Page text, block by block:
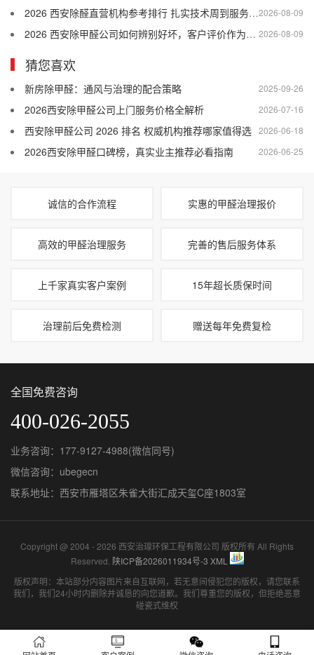
2026-08-09
2026 西安除醛直营机构参考排行 扎实技术周到服务靠谱售后
2026-08-09
2026 西安除甲醛公司如何辨别好坏，客户评价作为参考依据
猜您喜欢
2025-09-26
新房除甲醛：通风与治理的配合策略
2026-07-16
2026西安除甲醛公司上门服务价格全解析
2026-06-18
西安除甲醛公司 2026 排名 权威机构推荐哪家值得选
2026-06-25
2026西安除甲醛口碑榜，真实业主推荐必看指南
诚信的合作流程 实惠的甲醛治理报价
高效的甲醛治理服务 完善的售后服务体系
上千家真实客户案例 15年超长质保时间
治理前后免费检测 赠送每年免费复检
全国免费咨询
400-026-2055
业务咨询：177-9127-4988(微信同号)
微信咨询：ubegecn
联系地址：西安市雁塔区朱雀大街汇成天玺C座1803室
Copyright @ 2004 - 2026 西安治瑔环保工程有限公司 版权所有 All Rights
Reserved. 陕ICP备2026011934号-3 XML
版权声明：本站部分内容图片来自互联网，若无意间侵犯您的版权，请您联系
我们，我们24小时内删除并诚恳的向您道歉。我们尊重您的版权，但拒绝恶意
碰瓷式维权